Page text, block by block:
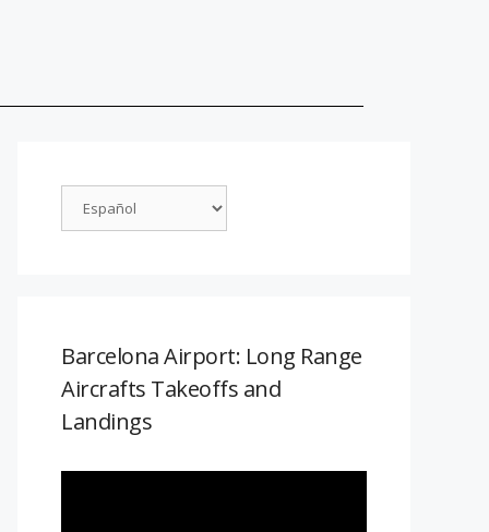
Barcelona Airport: Long Range
Aircrafts Takeoffs and
Landings